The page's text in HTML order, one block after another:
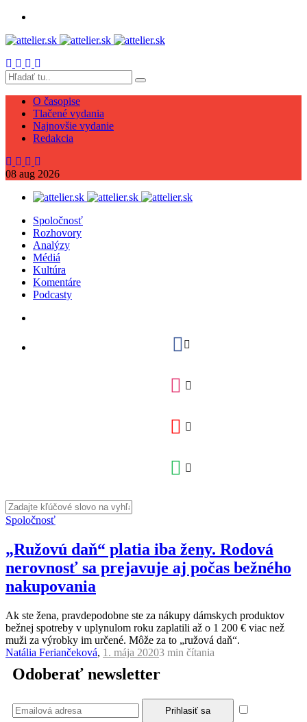
O časopise
Tlačené vydania
Najnovšie vydanie
Redakcia
08 aug 2026
Spoločnosť
Rozhovory
Analýzy
Médiá
Kultúra
Komentáre
Podcasty
Spoločnosť
„Ružovú daň“ platia iba ženy. Rodová
nerovnosť sa prejavuje aj počas bežného
nakupovania
Ak ste žena, pravdepodobne ste za nákupy dámskych produktov
bežnej spotreby v uplynulom roku zaplatili až o 1 200 € viac než
muži za výrobky im určené. Môže za to „ružová daň“.
Natália Feriančeková, 1. mája 20203 min čítania
Odoberať newsletter